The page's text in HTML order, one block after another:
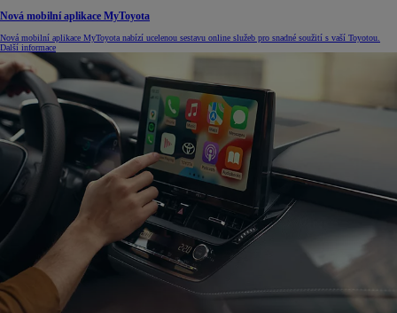
Nová mobilní aplikace MyToyota
Nová mobilní aplikace MyToyota nabízí ucelenou sestavu online služeb pro snadné soužití s vaší Toyotou.
Další informace